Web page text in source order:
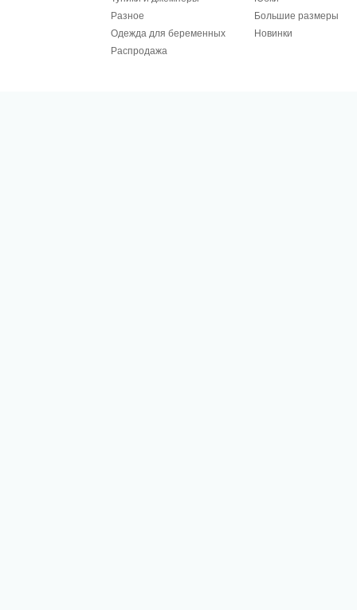
Разное
Большие размеры
Одежда для беременных
Новинки
Распродажа